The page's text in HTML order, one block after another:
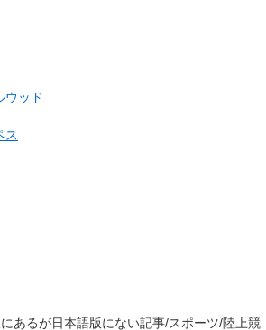
ウッド
ス
あるが日本語版にない記事/スポーツ/陸上競